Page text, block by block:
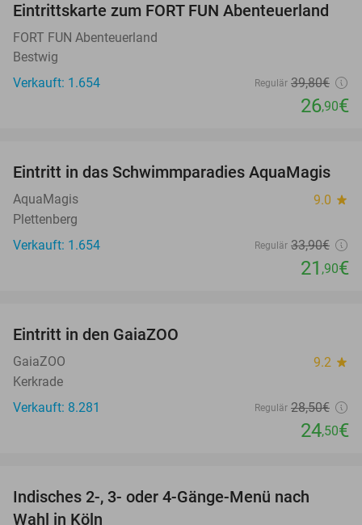
32%
Eintrittskarte zum FORT FUN Abenteuerland
FORT FUN Abenteuerland
Bestwig
Verkauft: 1.654
Regulär 39,80€
26,90€
35%
Eintritt in das Schwimmparadies AquaMagis
AquaMagis 9.0 star
Plettenberg
Verkauft: 1.654
Regulär 33,90€
21 ,90€
Eintritt in den GaiaZOO
GaiaZOO 9.2 star
Kerkrade
Verkauft: 8.281
Regulär 28,50€
24,50€
Indisches 2-, 3- oder 4-Gänge-Menü nach
Wahl in Köln